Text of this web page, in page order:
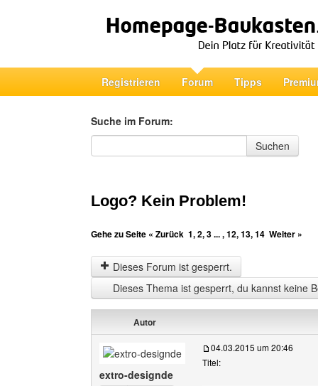
Registrieren Forum Tipps
Suche im Forum:
Suche im Forum
Suchen
Logo? Kein Problem!
Gehe zu Seite « Zurück 1,2,3... ,12,13,14 Weiter »
Dieses Forum ist gesperrt.
Dieses Thema ist gesperrt, du kannst keine
Autor
extro-designde
04.03.2015 um 20:46
Titel: